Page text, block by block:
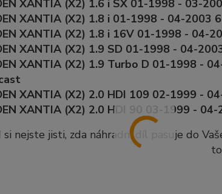
XANTIA (X2) 1.6 i SX 01-1998 - 03-
XANTIA (X2) 1.8 i 01-1998 - 04-2003
XANTIA (X2) 1.8 i 16V 01-1998 - 04-
XANTIA (X2) 1.9 SD 01-1998 - 04-
XANTIA (X2) 1.9 Turbo D 01-1998 -
XANTIA (X2) 2.0 HDI 109 02-1999 -
XANTIA (X2) 2.0 HDI 90 03-1999 -
si nejste jisti, zda náhradní díl pasuje do